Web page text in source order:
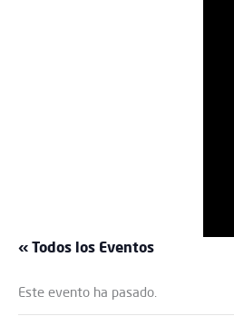
« Todos los Eventos
Este evento ha pasado.